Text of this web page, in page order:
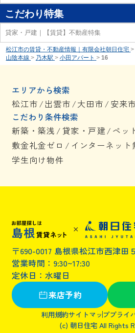
こだわり特集
貸家・戸建｜【賃貸】不動産特集
松江市の賃貸・不動産情報｜有限会社朝日住宅 >
山陰本線 > 乃木駅 > 小田アパート > 16
エリアから検索
松江市 / 出雲市 /大田市 / 安来市
こだわり条件検索
新築・築浅 / 貸家・戸建/ ペッ
敷金礼金ゼロ / インターネット
学生向け物件
〒690-0017 島根県松江市西津田
営業時間：9:30~17:30
定休日：水曜日
来店予約
利用規約サイトマッププライ
(c) 朝日住宅 All Rights